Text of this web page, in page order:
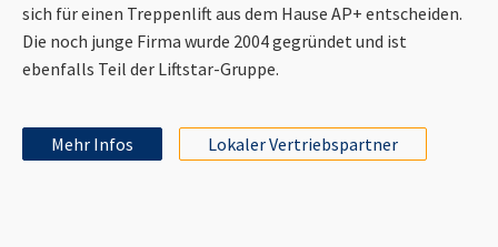
sich für einen Treppenlift aus dem Hause AP+ entscheiden.
Die noch junge Firma wurde 2004 gegründet und ist
ebenfalls Teil der Liftstar-Gruppe.
Mehr Infos Lokaler Vertriebspartner